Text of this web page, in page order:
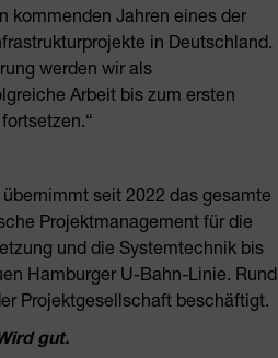
kommenden Jahren eines der
in Deutschland.
werden wir als
Arbeit bis zum ersten
seit 2022 das gesamte
Projektmanagement für die
und die Systemtechnik bis
Hamburger U-Bahn-Linie. Rund
Projektgesellschaft beschäftigt.
gut.